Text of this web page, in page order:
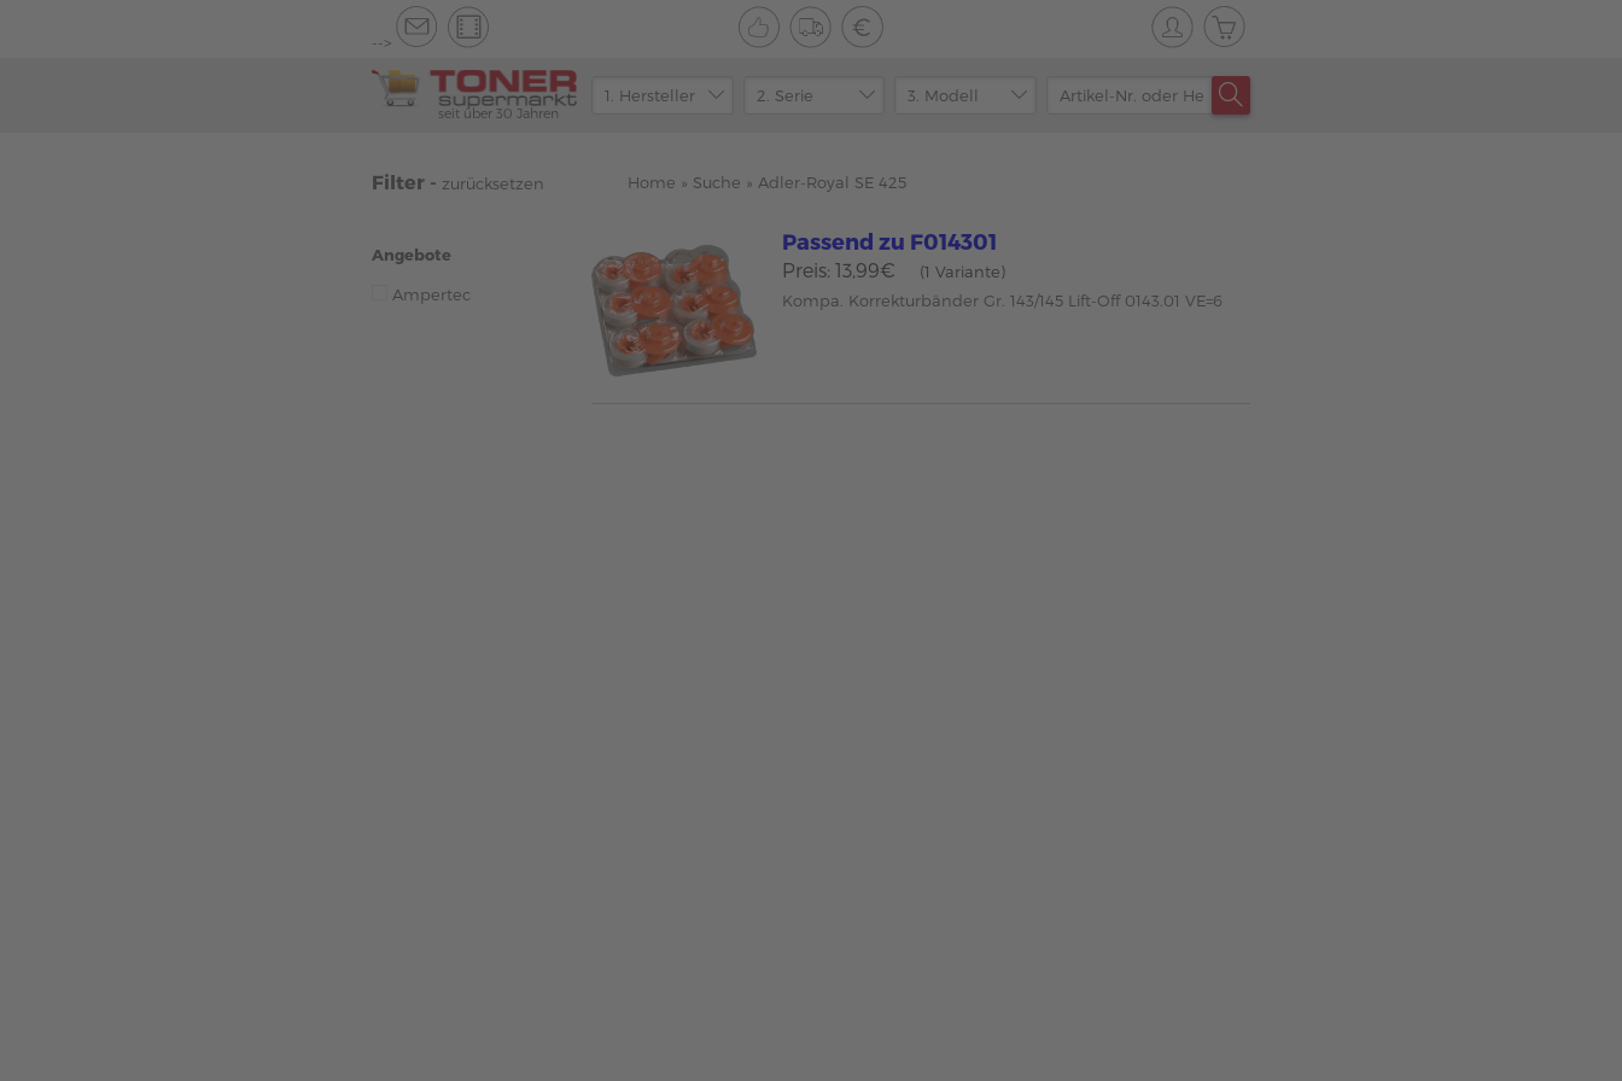
-->
seit über 30 Jahren
Filter - zurücksetzen
Angebote
Ampertec
Home » Suche » Adler-Royal SE 425
Passend zu F014301
Preis: 13,99€
(1 Variante)
Kompa. Korrekturbänder Gr. 143/145 Lift-Off 0143.01 VE=6